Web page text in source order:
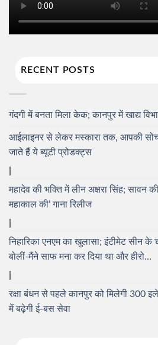
RECENT POSTS
गंदगी में बनता मिला केक; कानपुर में खाद्य
आईलाइनर से लेकर मस्कारा तक, आपकी
जाते हैं ये ब्यूटी प्रोडक्ट्स
महादेव की भक्ति में लीन अक्षरा सिंह; सावन
महाकाल की’ गाना रिलीज
निहारिका एनएम का खुलासा; इंटीमेट सीन
बोलीं-मैंने साफ मना कर दिया था और हीरो…
रक्षा बंधन से पहले कानपुर को मिलेगी 300
में बढ़ेगी ई-बस सेवा